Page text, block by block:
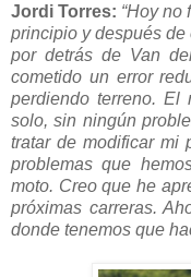
Jordi Torres: “Hoy no
principio y después de
por detrás de Van
cometido un error
perdiendo terreno.
solo, sin ningún
tratar de modificar mi
problemas que
moto. Creo que he
próximas carreras.
donde tenemos que